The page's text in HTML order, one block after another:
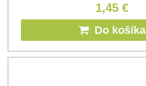
1,45 €
Do košíka